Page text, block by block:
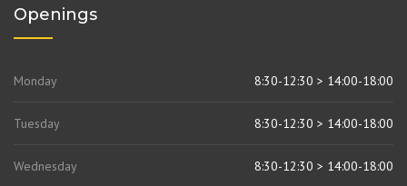
Openings
Monday 8:30-12:30 > 14:00-18:00
Tuesday 8:30-12:30 > 14:00-18:00
Wednesday 8:30-12:30 > 14:00-18:00